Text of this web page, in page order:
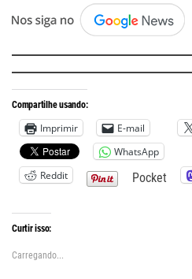
Compartilhe usando:
Imprimir E-mail
WhatsApp
Reddit Pocket
Curtir isso:
Carregando...